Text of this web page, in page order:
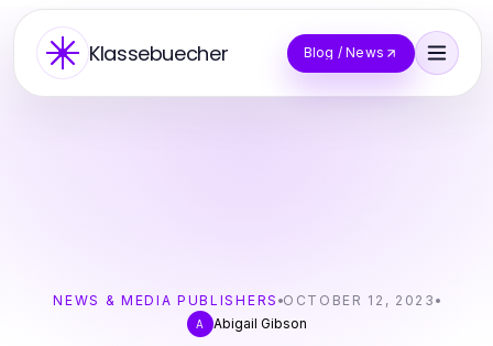
Klassebuecher Blog / News
NEWS & MEDIA PUBLISHERS OCTOBER 12, 2023
A Abigail Gibson